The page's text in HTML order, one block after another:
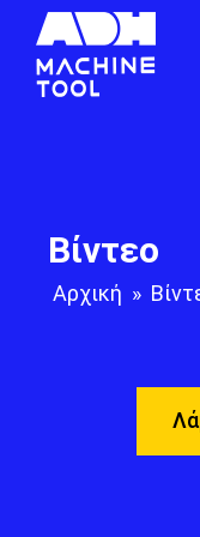
Βίντεο
Αρχική »